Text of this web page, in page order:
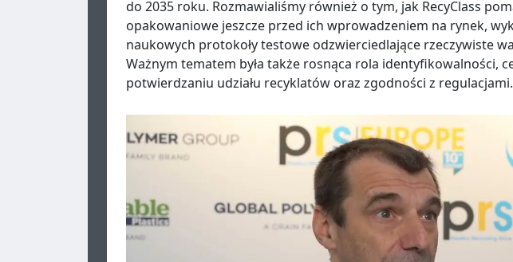
do 2035 roku. Rozmawialiśmy również o tym, jak RecyClass
opakowaniowe jeszcze przed ich wprowadzeniem na rynek,
naukowych protokoły testowe odzwierciedlające rzeczywiste
Ważnym tematem była także rosnąca rola identyfikowalności,
potwierdzaniu udziału recyklatów oraz zgodności z regulacjami.